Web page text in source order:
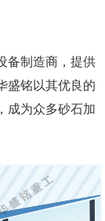
备制造商，提供
盛铭以其优良的
成为众多砂石加